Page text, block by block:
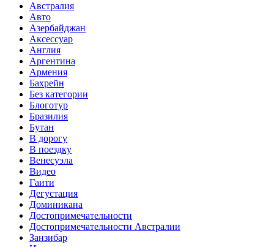
Австралия
Авто
Азербайджан
Аксессуар
Англия
Аргентина
Армения
Бахрейн
Без категории
Блоготур
Бразилия
Бутан
В дорогу
В поездку
Венесуэла
Видео
Гаити
Дегустация
Доминикана
Достопримечательности
Достопримечательности Австралии
Занзибар